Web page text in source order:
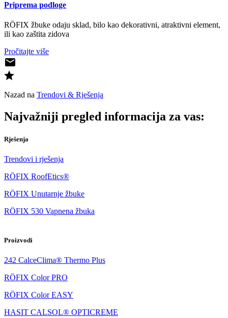
Priprema podloge
RÖFIX žbuke odaju sklad, bilo kao dekorativni, atraktivni element,
ili kao zaštita zidova
Pročitajte više
Nazad na Trendovi & Rješenja
Najvažniji pregled informacija za vas:
Rješenja
Trendovi i rješenja
RÖFIX RoofEtics®
RÖFIX Unutarnje žbuke
RÖFIX 530 Vapnena žbuka
Proizvodi
242 CalceClima® Thermo Plus
RÖFIX Color PRO
RÖFIX Color EASY
HASIT CALSOL® OPTICREME